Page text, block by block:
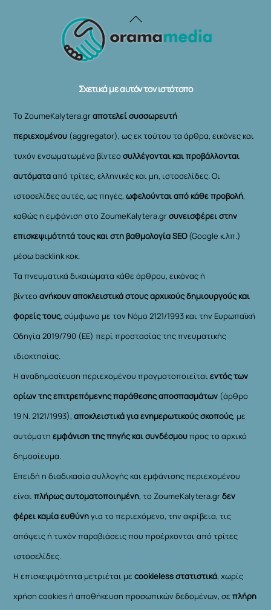
Back
To
Σχετικά με αυτόν τον ιστότοπο
Το ZoumeKalytera.grαποτελεί συσσωρευτή
περιεχομένου (aggregator), ως εκ τούτου τα άρθρα, εικόνες και
τυχόν ενσωματωμένα βίντεοσυλλέγονται και προβάλλονται
αυτόματααπό τρίτες, ελληνικές και μη, ιστοσελίδες. Οι
ιστοσελίδες αυτές, ως πηγές,ωφελούνται από κάθε προβολή,
καθώς η εμφάνιση στο ZoumeKalytera.grσυνεισφέρει στην
επισκεψιμότητά τους και στη βαθμολογία SEO(Google κ.λπ.)
μέσω backlink κοκ.
Τα πνευματικά δικαιώματα κάθε άρθρου, εικόνας ή
βίντεοανήκουν αποκλειστικά στους αρχικούς δημιουργούς και
φορείς τους, σύμφωνα με τον Νόμο 2121/1993 και την Ευρωπαϊκή
Οδηγία 2019/790 (ΕΕ) περί προστασίας της πνευματικής
ιδιοκτησίας.
Η αναδημοσίευση περιεχομένου πραγματοποιείταιεντός των
ορίων της επιτρεπόμενης παράθεσης αποσπασμάτων (άρθρο
19 Ν. 2121/1993), αποκλειστικά για ενημερωτικούς σκοπούς, με
αυτόματηεμφάνιση της πηγής και συνδέσμουπρος το αρχικό
δημοσίευμα.
Επειδή η διαδικασία συλλογής και εμφάνισης περιεχομένου
είναιπλήρως αυτοματοποιημένη, το ZoumeKalytera.grδεν
φέρει καμία ευθύνηγια το περιεχόμενο, την ακρίβεια, τις
απόψεις ή τυχόν παραβιάσεις που προέρχονται από τρίτες
ιστοσελίδες.
Η επισκεψιμότητα μετριέται μεcookieless στατιστικά, χωρίς
χρήση cookies ή αποθήκευση προσωπικών δεδομένων, σεπλήρη